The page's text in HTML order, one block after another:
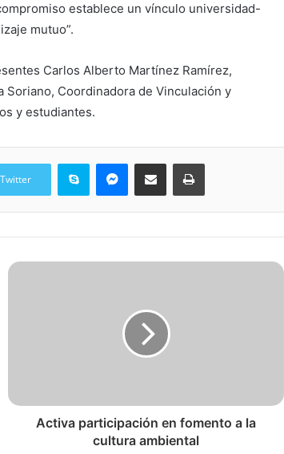
establece un vínculo universidad-
mutuo”.
Carlos Alberto Martínez Ramírez,
Soriano, Coordinadora de Vinculación y
y estudiantes.
Twitter
Skype Messenger
Share via Email Print
Activa participación en fomento a la
cultura ambiental